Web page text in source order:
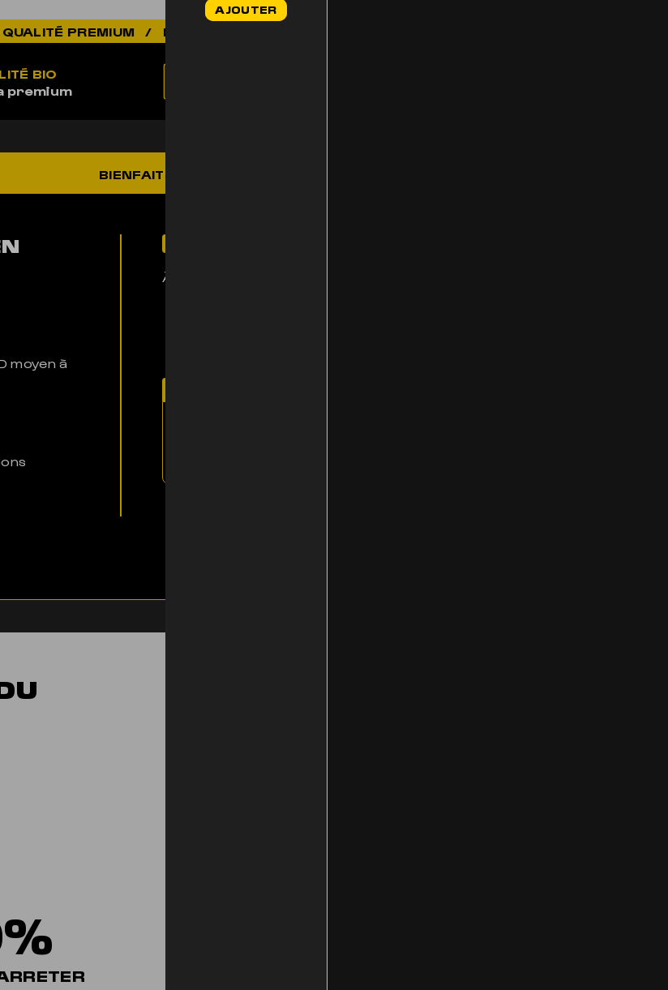
/ ÉLEVÉ EN SUISSE / BIO / LIVRAISON ANONYME 2-3J /
BIO
premium
BIENFAITS
moyen à
À tous les amateurs de goût, de vrai et d’authenticité !
initial
AJOUTER